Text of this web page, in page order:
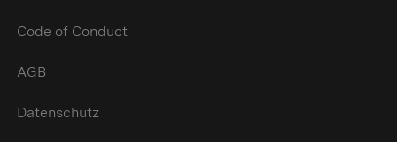
Code of Conduct
AGB
Datenschutz